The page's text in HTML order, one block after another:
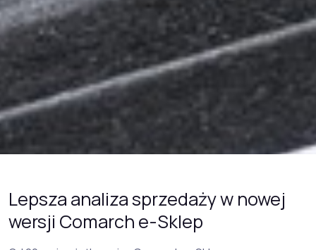
Lepsza analiza sprzedaży w nowej
wersji Comarch e-Sklep